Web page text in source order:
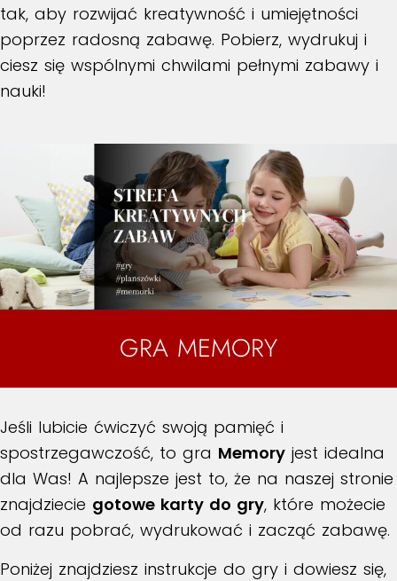
tak, aby rozwijać kreatywność i umiejętności
poprzez radosną zabawę. Pobierz, wydrukuj i
ciesz się wspólnymi chwilami pełnymi zabawy i
nauki!
GRA MEMORY
Jeśli lubicie ćwiczyć swoją pamięć i
spostrzegawczość, to gra Memory jest idealna
dla Was! A najlepsze jest to, że na naszej stronie
znajdziecie gotowe karty do gry, które możecie
od razu pobrać, wydrukować i zacząć zabawę.
Poniżej znajdziesz instrukcje do gry i dowiesz się,